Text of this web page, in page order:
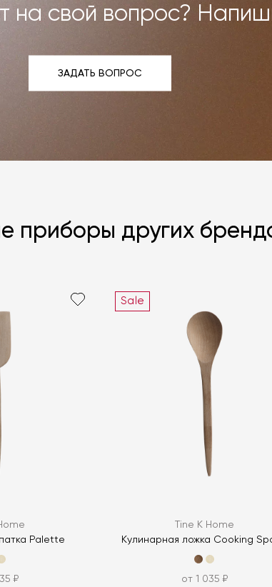
на свой вопрос?
ЗАДАТЬ ВОПРОС
Я согласен с
ЗАДАТЬ
приборы других
Palette
₽
Sale
Tine K Home
Кулинарная ложка Cooking
от 1 035 ₽